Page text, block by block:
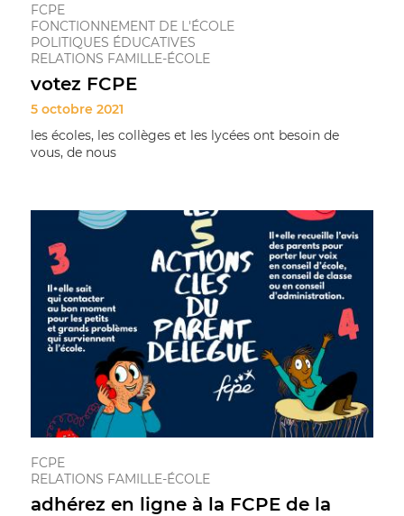
FCPE
FONCTIONNEMENT DE L'ÉCOLE
POLITIQUES ÉDUCATIVES
RELATIONS FAMILLE-ÉCOLE
votez FCPE
5 octobre 2021
les écoles, les collèges et les lycées ont besoin de
vous, de nous
FCPE
RELATIONS FAMILLE-ÉCOLE
adhérez en ligne à la FCPE de la